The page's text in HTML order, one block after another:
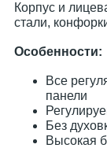
Корпус и
стали,
Особенности:
Все
панели
Без
Высокая